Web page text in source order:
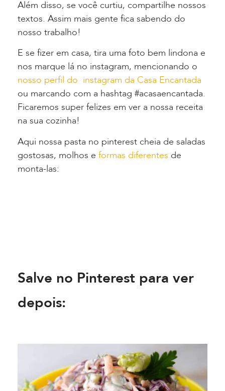
Além disso, se você curtiu, compartilhe nossos
textos. Assim mais gente fica sabendo do
nosso trabalho!
E se fizer em casa, tira uma foto bem lindona e
nos marque lá no instagram, mencionando o
nosso perfil do instagram da Casa Encantada
ou marcando com a hashtag #acasaencantada.
Ficaremos super felizes em ver a nossa receita
na sua cozinha!
Aqui nossa pasta no pinterest cheia de saladas
gostosas, molhos e formas diferentes de
monta-las:
Salve no Pinterest para ver
depois: